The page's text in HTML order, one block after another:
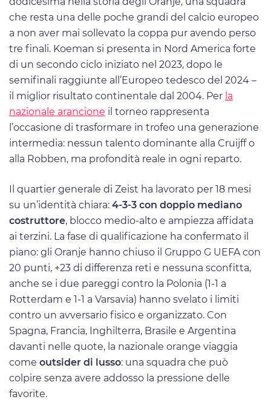
che resta una delle poche grandi del calcio europeo
a non aver mai sollevato la coppa pur avendo perso
tre finali. Koeman si presenta in Nord America forte
di un secondo ciclo iniziato nel 2023, dopo le
semifinali raggiunte all’Europeo tedesco del 2024 –
il miglior risultato continentale dal 2004. Per la
nazionale arancione il torneo rappresenta
l’occasione di trasformare in trofeo una generazione
intermedia: nessun talento dominante alla Cruijff o
alla Robben, ma profondità reale in ogni reparto.
Il quartier generale di Zeist ha lavorato per 18 mesi
su un’identità chiara: 4-3-3 con doppio mediano
costruttore, blocco medio-alto e ampiezza affidata
ai terzini. La fase di qualificazione ha confermato il
piano: gli Oranje hanno chiuso il Gruppo G UEFA con
20 punti, +23 di differenza reti e nessuna sconfitta,
anche se i due pareggi contro la Polonia (1-1 a
Rotterdam e 1-1 a Varsavia) hanno svelato i limiti
contro un avversario fisico e organizzato. Con
Spagna, Francia, Inghilterra, Brasile e Argentina
davanti nelle quote, la nazionale orange viaggia
come outsider di lusso: una squadra che può
colpire senza avere addosso la pressione delle
favorite.